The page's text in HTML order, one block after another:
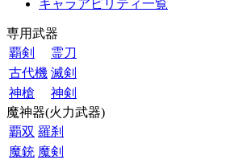
キャラアビリティ一覧
専用武器
覇剣
霊刀
古代機 滅剣
神槍
神剣
魔神器(火力武器)
覇双 羅刹
魔銃 魔剣